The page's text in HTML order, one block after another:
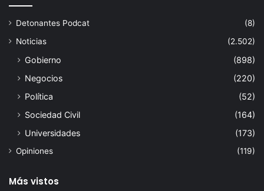
Detonantes Podcat
(8)
Noticias
(2.502)
Gobierno
(898)
Negocios
(220)
Política
(52)
Sociedad Civil
(164)
Universidades
(173)
Opiniones (119)
Más vistos